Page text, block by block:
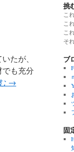
たが、
も充分
→
挑
こ
こ
こ
そ
ブ
固